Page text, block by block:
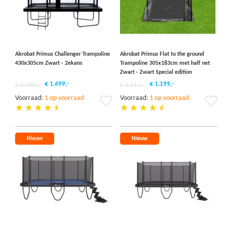
Akrobat Primus Challenger Trampoline
430x305cm Zwart - 2ekans
€ 1.999,- € 1.499,-
Voorraad: 1 op voorraad
Voeg
verlanglijst
Akrobat Primus Flat to the ground
Trampoline 305x183cm met half net
Zwart - Zwart Special edition
€ 1.314,- € 1.199,-
Voorraad: 1 op voorraad
Nieuw Nieuw